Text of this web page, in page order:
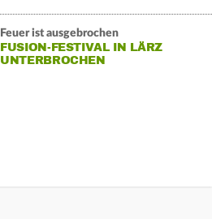
Feuer ist ausgebrochen
FUSION-FESTIVAL IN LÄRZ
UNTERBROCHEN